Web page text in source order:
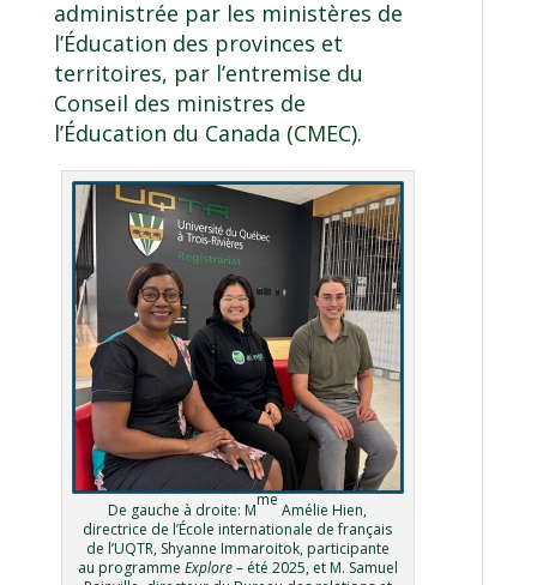
administrée par les ministères de
l’Éducation des provinces et
territoires, par l’entremise du
Conseil des ministres de
l’Éducation du Canada (CMEC).
De gauche à droite: M
me
Amélie Hien,
directrice de l’École internationale de français
de l’UQTR, Shyanne Immaroitok, participante
au programme Explore– été 2025, et M. Samuel